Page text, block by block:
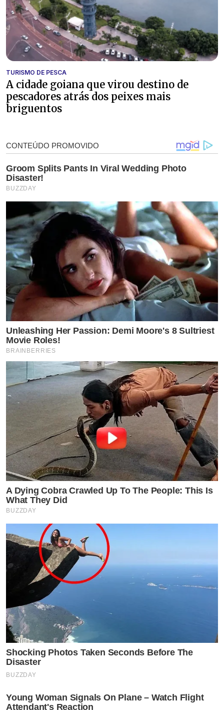
TURISMO DE PESCA
A cidade goiana que virou destino de
pescadores atrás dos peixes mais
briguentos